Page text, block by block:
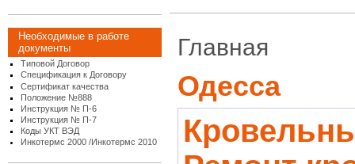
Необходимые в работе
документы
Типовой Договор
Спецификация к Договору
Сертификат качества
Положение №888
Инструкция № П-6
Инструкция № П-7
Коды УКТ ВЭД
Инкотермс 2000 /Инкотермс 2010
Главная
Одесса